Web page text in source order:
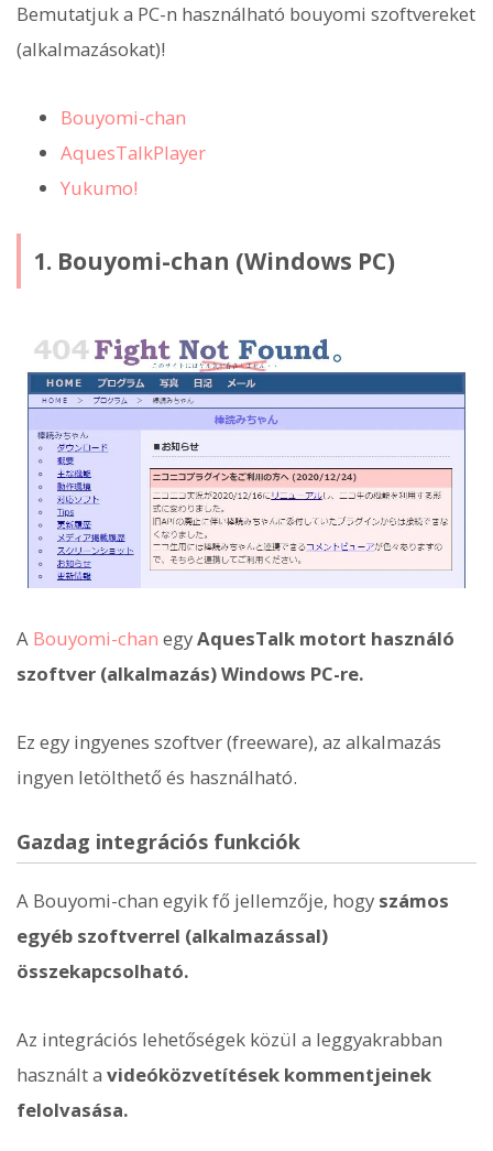
Bemutatjuk a PC-n használható bouyomi szoftvereket
(alkalmazásokat)!
Bouyomi-chan
AquesTalkPlayer
Yukumo!
1. Bouyomi-chan (Windows PC)
A Bouyomi-chan egyAquesTalk motort használó
szoftver (alkalmazás) Windows PC-re.
Ez egy ingyenes szoftver (freeware), az alkalmazás
ingyen letölthető és használható.
Gazdag integrációs funkciók
A Bouyomi-chan egyik fő jellemzője, hogy számos
egyéb szoftverrel (alkalmazással)
összekapcsolható.
Az integrációs lehetőségek közül a leggyakrabban
használt a videóközvetítések kommentjeinek
felolvasása.